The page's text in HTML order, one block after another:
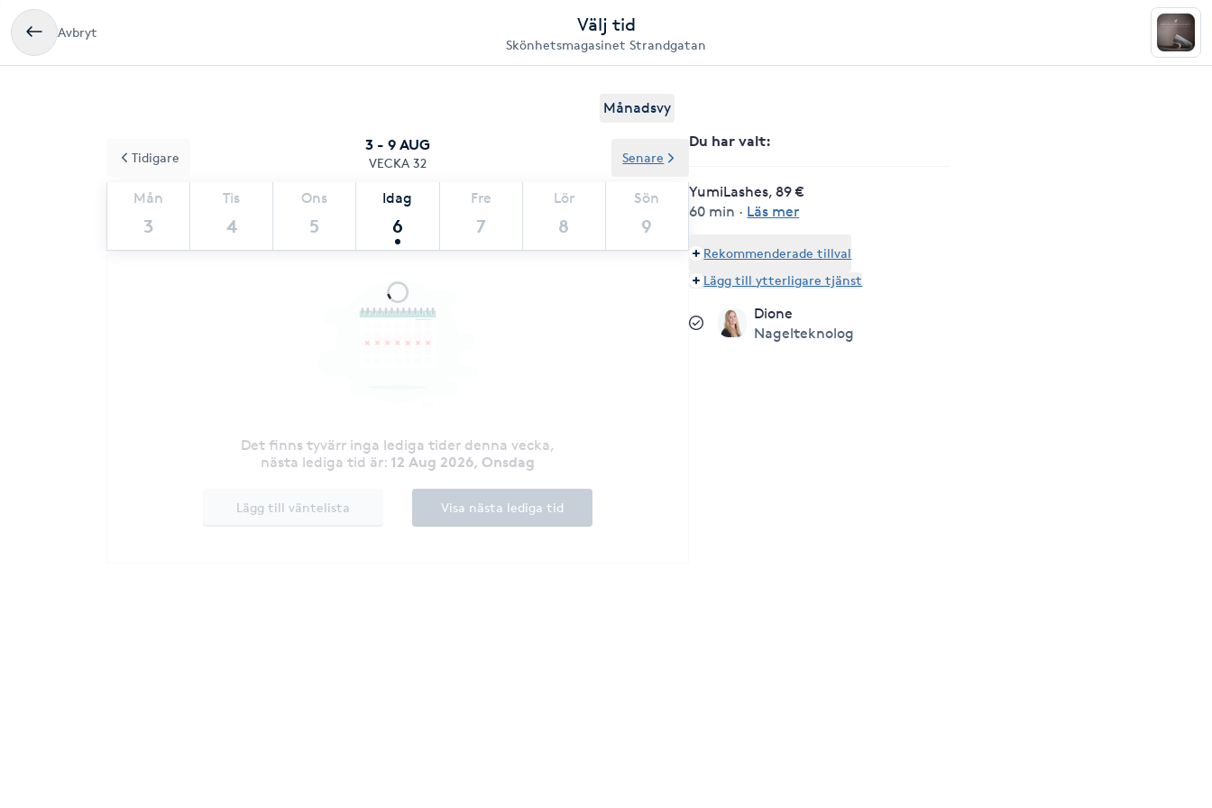
Avbryt Välj tid
Skönhetsmagasinet Strandgatan
Månadsvy
3 - 9 AUG
VECKA 32
Mån
3
Tis
4
Ons
5
Idag
6
Fre
7
Lör
8
Sön
9
Tidigare Senare
Det finns tyvärr inga lediga tider denna vecka,
nästa lediga tid är: 12 Aug 2026, Onsdag
Lägg till väntelista Visa nästa lediga tid
Du har valt:
YumiLashes, 89 €
60 min · Läs mer
Rekommenderade tillval
Lägg till ytterligare tjänst
Dione
Nagelteknolog